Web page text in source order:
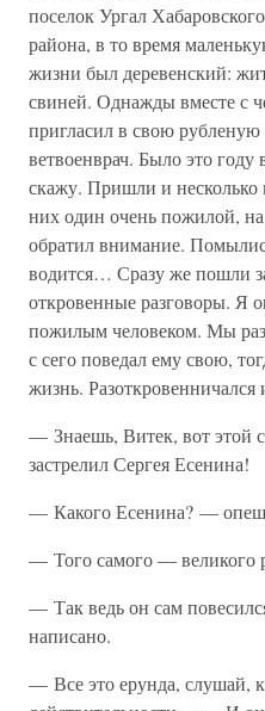
поселок Ургал
района, в то время
жизни был деревенский:
свиней. Однажды вместе с
пригласил в свою рубленую
ветвоенврач. Было это году
скажу. Пришли и несколько
них один очень пожилой, на
обратил внимание.
водится… Сразу же пошли
откровенные разговоры. Я
пожилым человеком. Мы
с сего поведал ему свою,
жизнь.
— Знаешь, Витек, вот этой
застрелил Сергея Есенина!
— Какого Есенина? —
— Того самого — великого
— Так ведь он сам
написано.
— Все это ерунда, слушай,